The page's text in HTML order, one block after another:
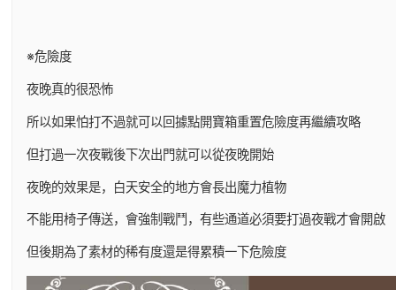
※危險度
夜晚真的很恐怖
所以如果怕打不過就可以回據點開寶箱重置危險度再繼續攻略
但打過一次夜戰後下次出門就可以從夜晚開始
夜晚的效果是，白天安全的地方會長出魔力植物
不能用椅子傳送，會強制戰鬥，有些通道必須要打過夜戰才會開啟
但後期為了素材的稀有度還是得累積一下危險度